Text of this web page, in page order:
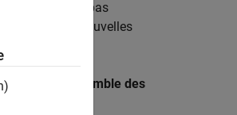
ne trouvez pas
courant des nouvelles
trouver l’ensemble des